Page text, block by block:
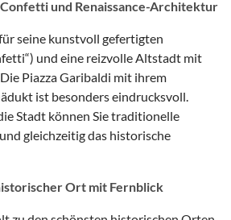
und Renaissance-Architektur
seine kunstvoll gefertigten
und eine reizvolle Altstadt mit
Piazza Garibaldi mit ihrem
ist besonders eindrucksvoll.
Stadt können Sie traditionelle
gleichzeitig das historische
Ort mit Fernblick